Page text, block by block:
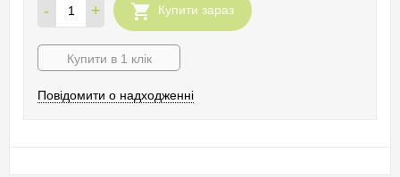
- + Купити зараз
Купити в 1 клік
Повідомити о надходженні